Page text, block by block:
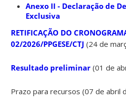
Anexo II - Declaração de
Exclusiva
RETIFICAÇÃO DO
02/2026/PPGESE/CTJ (24 de
Resultado preliminar (01 de
Prazo para recursos (07 de abril